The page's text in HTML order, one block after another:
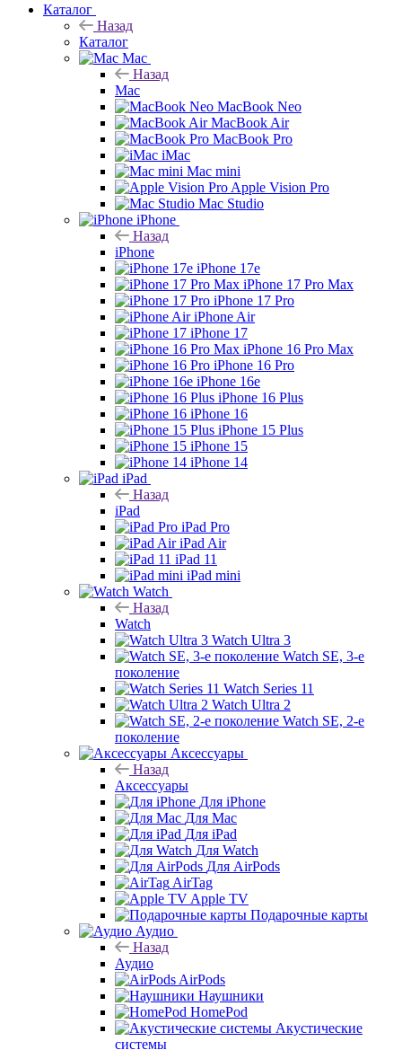
Каталог
Назад
Каталог
Mac
Назад
Mac
MacBook Neo
MacBook Air
MacBook Pro
iMac
Mac mini
Apple Vision Pro
Mac Studio
iPhone
Назад
iPhone
iPhone 17e
iPhone 17 Pro Max
iPhone 17 Pro
iPhone Air
iPhone 17
iPhone 16 Pro Max
iPhone 16 Pro
iPhone 16e
iPhone 16 Plus
iPhone 16
iPhone 15 Plus
iPhone 15
iPhone 14
iPad
Назад
iPad
iPad Pro
iPad Air
iPad 11
iPad mini
Watch
Назад
Watch
Watch Ultra 3
Watch SE, 3-е
поколение
Watch Series 11
Watch Ultra 2
Watch SE, 2-е
поколение
Аксессуары
Назад
Аксессуары
Для iPhone
Для Mac
Для iPad
Для Watch
Для AirPods
AirTag
Apple TV
Подарочные карты
Аудио
Назад
Аудио
AirPods
Наушники
HomePod
Акустические
системы